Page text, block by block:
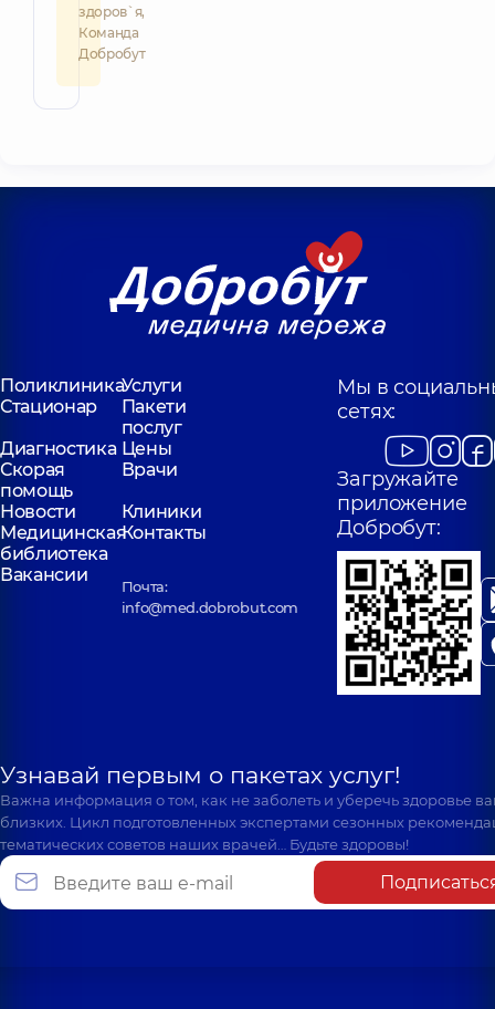
здоров`я,
Команда
Добробут
ПоликлиникаУслуги
Стационар
Пакети
послуг
Диагностика Цены
Скорая
помощь
Врачи
Новости
Клиники
Медицинская
библиотека
Контакты
Вакансии
Почта:
info@med.dobrobut.com
Мы в
сетях:
Загружайте
приложение
Добробут:
Узнавай первым о пакетах услуг!
Важна информация о том, как не заболеть и уберечь здоровье
близких. Цикл подготовленных экспертами сезонных
тематических советов наших врачей… Будьте здоровы!